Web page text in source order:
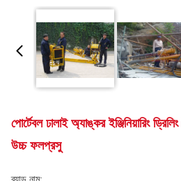
পোর্টেবল ঢালাই অ্যাঙ্কর ইঞ্জিনিয়ারিং
উচ্চ ফলপ্রসু